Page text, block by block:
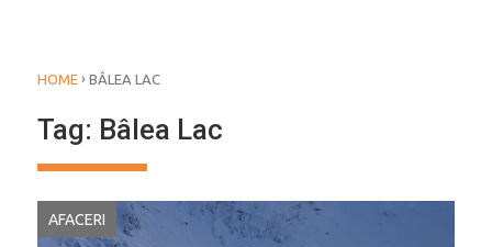
HOME › BÂLEA LAC
Tag: Bâlea Lac
AFACERI